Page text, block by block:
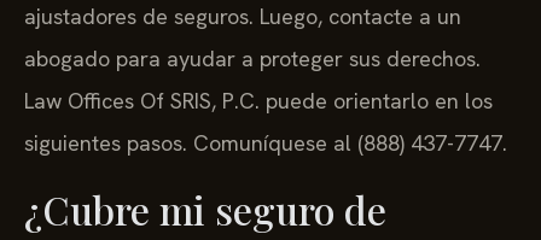
ajustadores de seguros. Luego, contacte a un
abogado para ayudar a proteger sus derechos.
Law Offices Of SRIS, P.C. puede orientarlo en los
siguientes pasos. Comuníquese al (888) 437-7747.
¿Cubre mi seguro de